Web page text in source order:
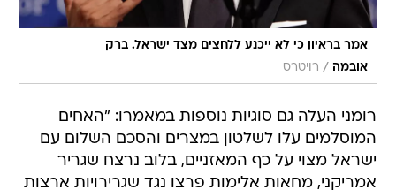
אמר בראיון כי לא ייכנע ללחצים מצד ישראל. ברק
אובמה / רויטרס
רומני העלה גם סוגיות נוספות במאמרו: "האחים
המוסלמים עלו לשלטון במצרים והסכם השלום עם
ישראל מצוי על כף המאזניים, בלוב נרצח שגריר
אמריקני, מחאות אלימות פרצו נגד שגרירויות ארצות